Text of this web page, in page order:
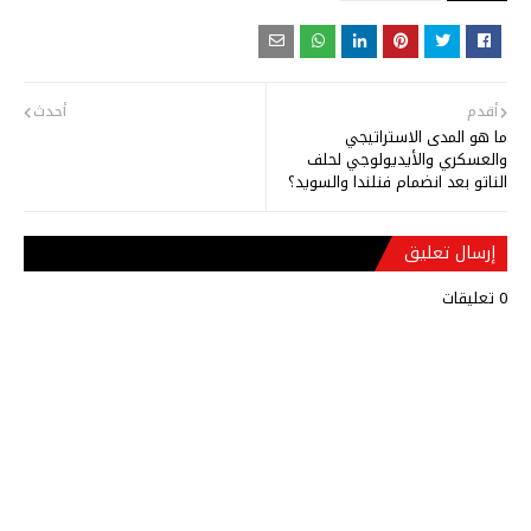
أحدث أقدم
ما هو المدى الاستراتيجي
والعسكري والأيديولوجي لحلف
الناتو بعد انضمام فنلندا والسويد؟
إرسال تعليق
0 تعليقات